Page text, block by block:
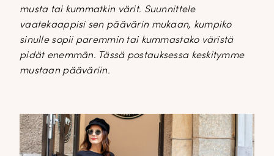
musta tai kummatkin värit. Suunnittele
vaatekaappisi sen päävärin mukaan, kumpiko
sinulle sopii paremmin tai kummastako väristä
pidät enemmän. Tässä postauksessa keskitymme
mustaan pääväriin.